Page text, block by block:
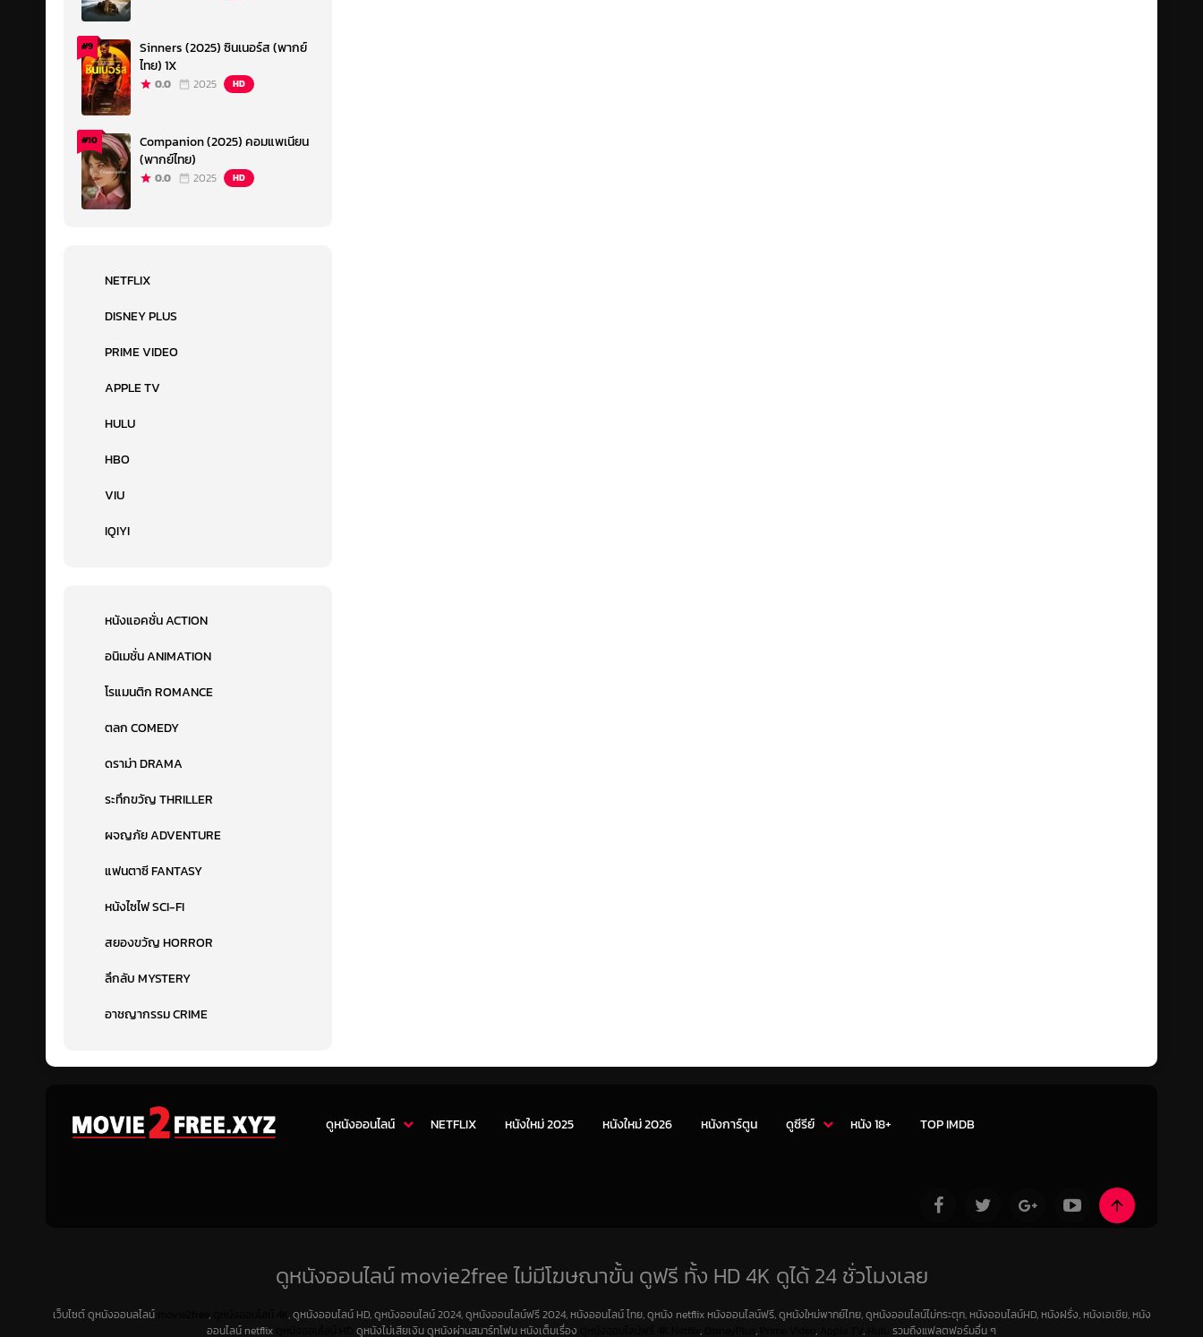
#9
Sinners (2025) ซินเนอร์ส (พากย์
ไทย) 1X
0.0 2025 HD
#10
Companion (2025) คอมแพเนียน
(พากย์ไทย)
0.0 2025 HD
NETFLIX
DISNEY PLUS
PRIME VIDEO
APPLE TV
HULU
HBO
VIU
IQIYI
หนังแอคชั่น ACTION
อนิเมชั่น ANIMATION
โรแมนติก ROMANCE
ตลก COMEDY
ดราม่า DRAMA
ระทึกขวัญ THRILLER
ผจญภัย ADVENTURE
แฟนตาซี FANTASY
หนังไซไฟ SCI-FI
สยองขวัญ HORROR
ลึกลับ MYSTERY
อาชญากรรม CRIME
ดูหนังออนไลน์ NETFLIX หนังใหม่ 2025 หนังใหม่ 2026 หนังการ์ตูน ดูซีรีย์ หนัง 18+ TOP IMDB
ดูหนังออนไลน์ movie2free ไม่มีโฆษณาขั้น ดูฟรี ทั้ง HD 4K ดูได้ 24 ชั่วโมงเลย
เว็บไซต์ ดูหนังออนลไลน์ ,
, ดูหนังออนไลน์ HD, ดูหนังออนไลน์ 2024, ดูหนังออนไลน์ฟรี 2024, หนังออนไลน์ ไทย, ดูหนัง netflix หนังออนไลน์ฟรี, ดูหนังใหม่พากย์ไทย, ดูหนังออนไลน์ไม่กระตุก, หนังออนไลน์HD, หนังฝรั่ง, หนังเอเชีย, หนัง
ออนไลน์ netflix
ดูหนังไม่เสียเงิน ดูหนังผ่านสมาร์ทโฟน หนังเต็มเรื่อง , , , , รวมถึงแฟลตฟอร์มอื่น ๆ